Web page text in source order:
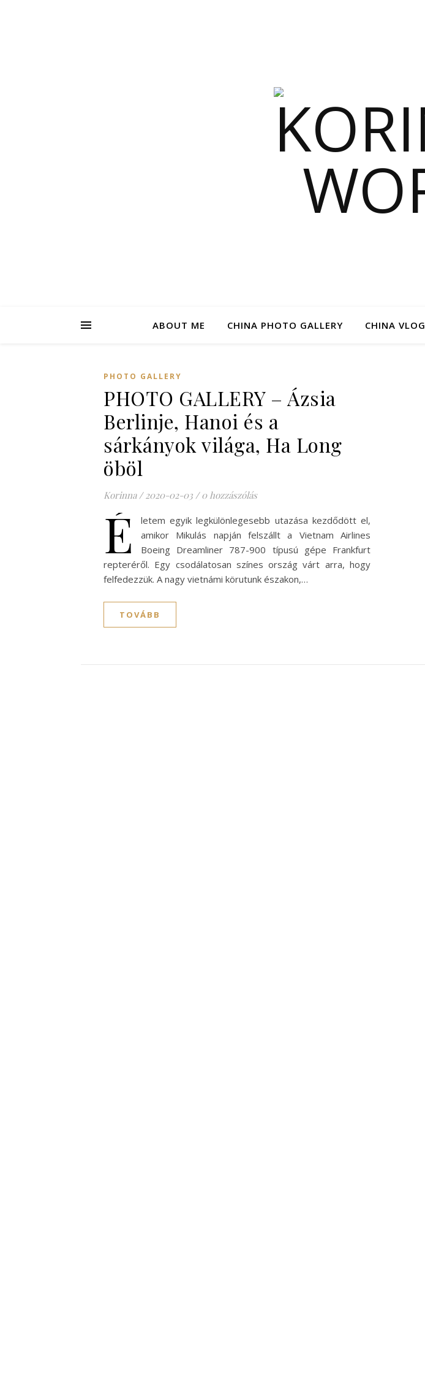
ABOUT ME CHINA PHOTO GALLERY CHINA VLOG
PHOTO GALLERY
PHOTO GALLERY – Ázsia
Berlinje, Hanoi és a
sárkányok világa, Ha Long
öböl
Korinna / 2020-02-03 / 0 hozzászólás
É
letem egyik legkülönlegesebb utazása kezdődött el,
amikor Mikulás napján felszállt a Vietnam Airlines
Boeing Dreamliner 787-900 típusú gépe Frankfurt
repteréről. Egy csodálatosan színes ország várt arra, hogy
felfedezzük. A nagy vietnámi körutunk északon,…
TOVÁBB